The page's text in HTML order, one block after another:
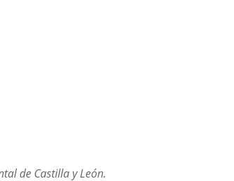
de Castilla y León.